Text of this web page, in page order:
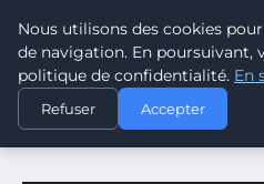
CLIMATE
ACCUEIL
ACTION CARBONE
BILAN CARBONE : GUIDE
Nous utilisons des cookies
de navigation. En poursuivant,
politique de confidentialité. En
Refuser Accepter